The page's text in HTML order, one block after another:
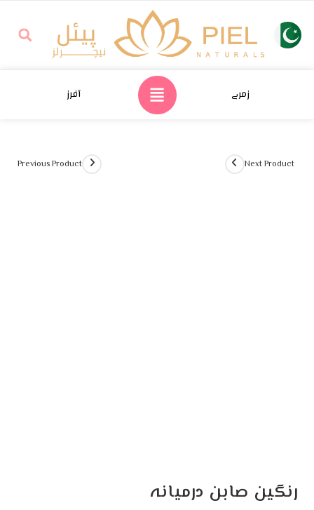
زمرے آفرز
Previous Product Next Product
رنگین صابن درمیانہ